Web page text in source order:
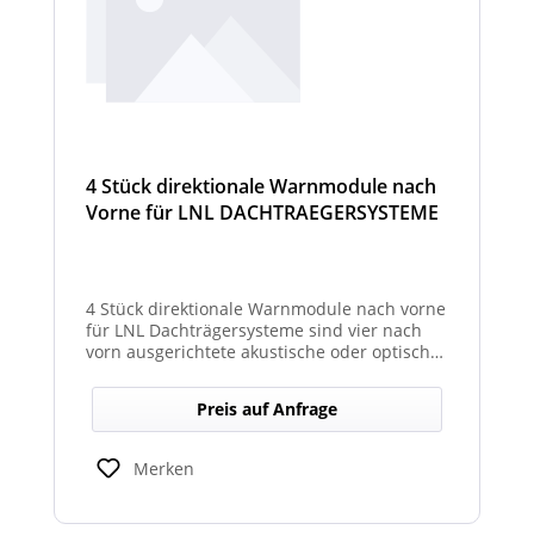
4 Stück direktionale Warnmodule nach
Vorne für LNL DACHTRAEGERSYSTEME
4 Stück direktionale Warnmodule nach vorne
für LNL Dachträgersysteme sind vier nach
vorn ausgerichtete akustische oder optische
befestigt werden, um in Fahrtrichtung
gezielte Warnsignale abzugeben. Sie
erhöhen die Sicht- und Hörbarkeit von
Warnhinweisen für Fahrer und Umfeld und
verbessern so die Sicherheit bei Einsatz-
Preis auf Anfrage
Merken